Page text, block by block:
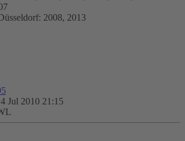
2008, 2013
Jul 2010 21:15